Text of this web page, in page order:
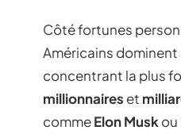
Côté fortunes
Américains dominent
concentrant la plus
millionnaires et
commeElon Musk ou